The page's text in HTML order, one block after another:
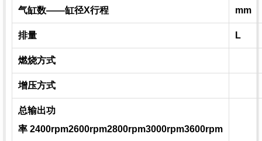
气缸数——缸径X行程 mm
排量 L
燃烧方式
增压方式
总输出功
率 2400rpm2600rpm2800rpm3000rpm3600rpm